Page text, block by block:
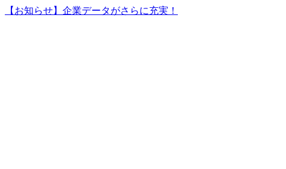
【お知らせ】企業データがさらに充実！